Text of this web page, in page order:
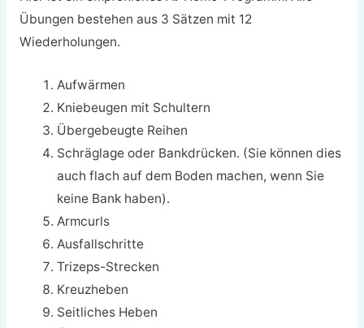
Übungen bestehen aus 3 Sätzen mit 12
Wiederholungen.
Aufwärmen
Kniebeugen mit Schultern
Übergebeugte Reihen
Schräglage oder Bankdrücken. (Sie können dies
auch flach auf dem Boden machen, wenn Sie
keine Bank haben).
Armcurls
Ausfallschritte
Trizeps-Strecken
Kreuzheben
Seitliches Heben